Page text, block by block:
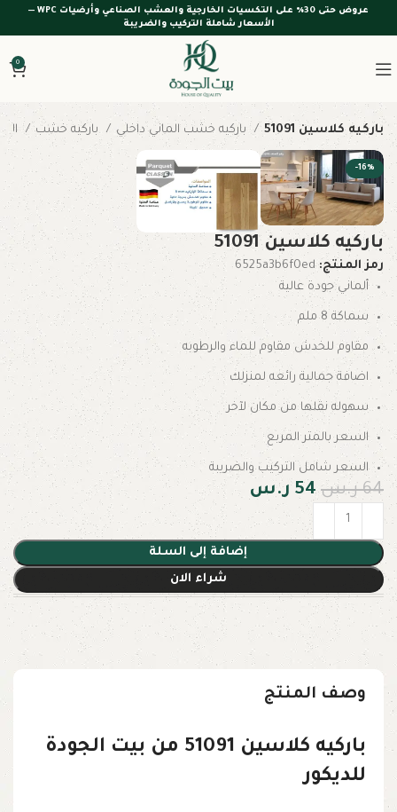
عروض حتى 30% على التكسيات الخارجية والعشب الصناعي وأرضيات WPC —
الأسعار شاملة التركيب والضريبة
0
الرئيسية باركيه خشب باركيه كلاسين 51091
-16%
باركيه كلاسين 51091
رمز المنتج:6525a3b6f0ed
ألماني جودة عالية
سماكة 8 ملم
مقاوم للخدش مقاوم للماء والرطوبه
اضافة جمالية رائعه لمنزلك
سهوله نقلها من مكان لآخر
السعر بالمتر المربع
السعر شامل التركيب والضريبة
64 ر.س 54 ر.س
إضافة إلى السلة
شراء الان
وصف المنتج
باركيه كلاسين 51091 من بيت الجودة
للديكور